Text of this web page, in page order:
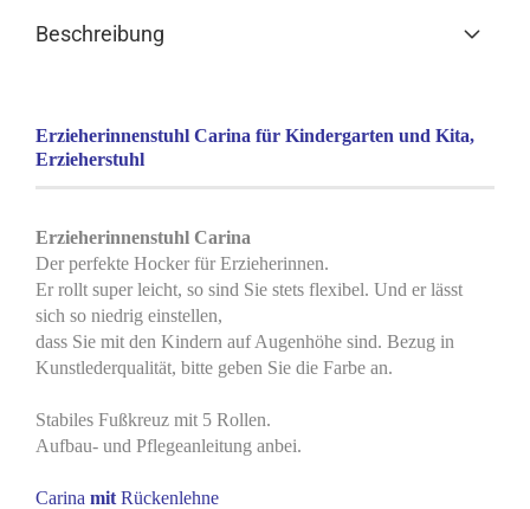
Beschreibung
Erzieherinnenstuhl Carina für Kindergarten und Kita,
Erzieherstuhl
Erzieherinnenstuhl Carina
Der perfekte Hocker für Erzieherinnen.
Er rollt super leicht, so sind Sie stets flexibel. Und er lässt
sich so niedrig einstellen,
dass Sie mit den Kindern auf Augenhöhe sind. Bezug in
Kunstlederqualität, bitte geben Sie die Farbe an.
Stabiles Fußkreuz mit 5 Rollen.
Aufbau- und Pflegeanleitung anbei.
Carina mit Rückenlehne